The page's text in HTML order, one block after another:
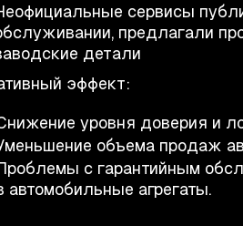
сервисы
предлагали
детали
эффект:
уровня доверия и
объема продаж
с гарантийным
автомобильные агрегаты.